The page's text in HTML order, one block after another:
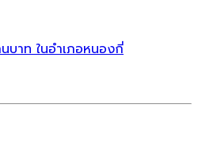
บาท ในอำเภอหนองกี่